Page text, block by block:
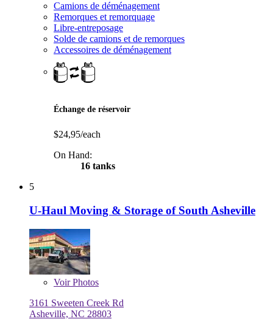
Camions de déménagement
Remorques et remorquage
Libre-entreposage
Solde de camions et de remorques
Accessoires de déménagement
Échange de réservoir
$24,95/each
On Hand:
16 tanks
5
U-Haul Moving & Storage of South Asheville
VoirPhotos
3161 Sweeten Creek Rd
Asheville, NC 28803